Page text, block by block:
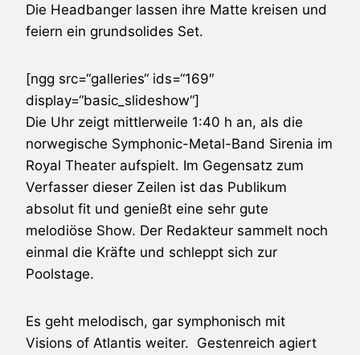
Die Headbanger lassen ihre Matte kreisen und
feiern ein grundsolides Set.
[ngg src=“galleries“ ids=“169″
display=“basic_slideshow“]
Die Uhr zeigt mittlerweile 1:40 h an, als die
norwegische Symphonic-Metal-Band Sirenia im
Royal Theater aufspielt. Im Gegensatz zum
Verfasser dieser Zeilen ist das Publikum
absolut fit und genießt eine sehr gute
melodiöse Show. Der Redakteur sammelt noch
einmal die Kräfte und schleppt sich zur
Poolstage.
Es geht melodisch, gar symphonisch mit
Visions of Atlantis weiter. Gestenreich agiert